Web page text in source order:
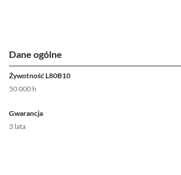
Dane ogólne
Żywotność L80B10
50 000 h
Gwarancja
3 lata